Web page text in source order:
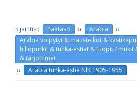
Päätaso ›› Arabia ››
Arabia voipytyt & mausteikot &
hillopurkit & tuhka-astiat & tuopit / mukit
& tarjottimet
›› Arabia tuhka-astia NlK 1905-1955